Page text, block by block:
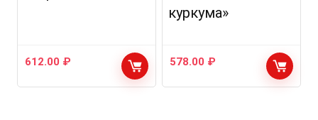
612.00 ₽
куркума»
578.00 ₽